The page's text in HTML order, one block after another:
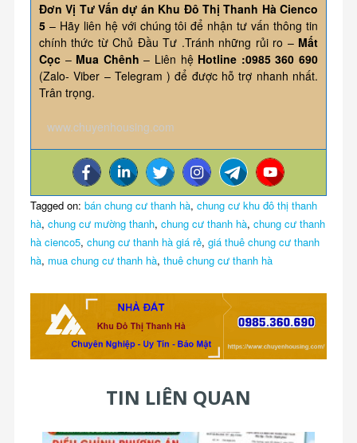
Đơn Vị Tư Vấn dự án Khu Đô Thị Thanh Hà Cienco
5– Hãy liên hệ với chúng tôi để nhận tư vấn thông tin
chính thức từ Chủ Đầu Tư .Tránh những rủi ro – Mất
Cọc– Mua Chênh – Liên hệ Hotline :0985 360 690
(Zalo- Viber – Telegram ) để được hỗ trợ nhanh nhất.
Trân trọng.
www.chuyenhousing.com
Tagged on: bán chung cư thanh hà, chung cư khu đô thị thanh
hà, chung cư mường thanh, chung cư thanh hà, chung cư thanh
hà cienco5, chung cư thanh hà giá rẻ, giá thuê chung cư thanh
hà, mua chung cư thanh hà, thuê chung cư thanh hà
TIN LIÊN QUAN